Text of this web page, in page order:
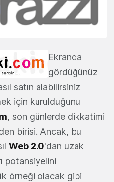
Ekranda
gördüğünüz
satın alabilirsiniz
için kurulduğunu
, son günlerde dikkatimi
birisi. Ancak, bu
Web 2.0'dan uzak
potansiyelini
örneği olacak gibi